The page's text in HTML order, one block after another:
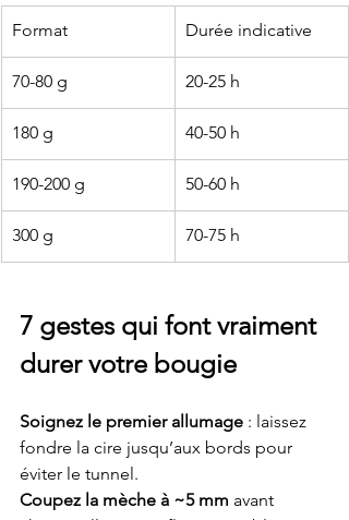
Format Durée indicative
70-80 g 20-25 h
180 g 40-50 h
190-200 g 50-60 h
300 g 70-75 h
7 gestes qui font vraiment
durer votre bougie
Soignez le premier allumage : laissez
fondre la cire jusqu’aux bords pour
éviter le tunnel.
Coupez la mèche à ~5 mm avant